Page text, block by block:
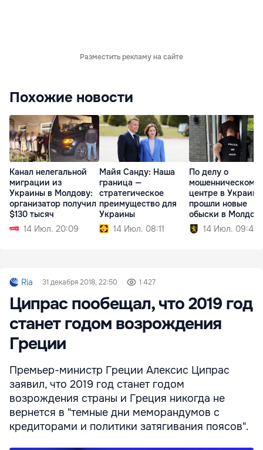
Разместить рекламу на сайте
Похожие новости
Канал нелегальной
миграции из
Украины в Молдову:
организатор получил
$130 тысяч
14 Июл. 20:09
Майя Санду: Наша
граница —
стратегическое
преимущество для
Украины
14 Июл. 08:11
По делу о
мошенническом
центре в Украине
прошли новые
обыски в
14 Июл. 09:40
Ria 31 декабря 2018, 22:50 1 427
Ципрас пообещал, что 2019 год
станет годом возрождения
Греции
Премьер-министр Греции Алексис Ципрас
заявил, что 2019 год станет годом
возрождения страны и Греция никогда не
вернется в "темные дни меморандумов с
кредиторами и политики затягивания поясов".